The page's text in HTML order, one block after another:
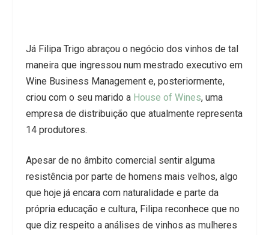
Já Filipa Trigo abraçou o negócio dos vinhos de tal
maneira que ingressou num mestrado executivo em
Wine Business Management e, posteriormente,
criou com o seu marido a House of Wines, uma
empresa de distribuição que atualmente representa
14 produtores.
Apesar de no âmbito comercial sentir alguma
resistência por parte de homens mais velhos, algo
que hoje já encara com naturalidade e parte da
própria educação e cultura, Filipa reconhece que no
que diz respeito a análises de vinhos as mulheres